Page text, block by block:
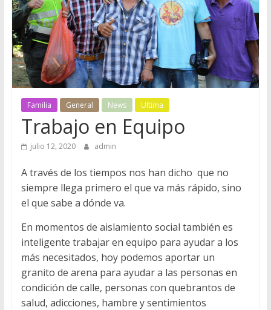
M
o
r
e
n
o
Familia General News Ultima
Trabajo en Equipo
julio 12, 2020 admin
A través de los tiempos nos han dicho que no
siempre llega primero el que va más rápido, sino
el que sabe a dónde va.
En momentos de aislamiento social también es
inteligente trabajar en equipo para ayudar a los
más necesitados, hoy podemos aportar un
granito de arena para ayudar a las personas en
condición de calle, personas con quebrantos de
salud, adicciones, hambre y sentimientos